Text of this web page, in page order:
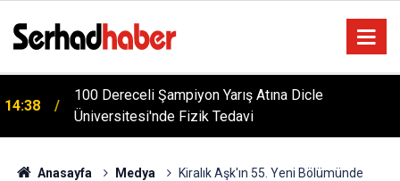
14:38
100 Dereceli Şampiyon Yarış Atına Dicle
Üniversitesi'nde Fizik Tedavi
Anasayfa Medya
Kiralık Aşk'ın 55. Yeni Bölümünde